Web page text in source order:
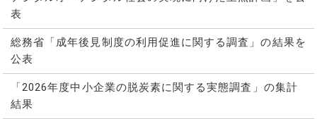
表
総務省「成年後見制度の利用促進に関する調査」の結果を
公表
「2026年度中小企業の脱炭素に関する実態調査」の集計
結果